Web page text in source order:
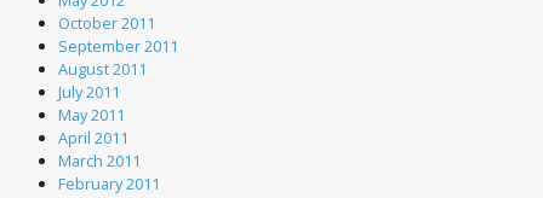
October 2011
September 2011
August 2011
July 2011
May 2011
April 2011
March 2011
February 2011